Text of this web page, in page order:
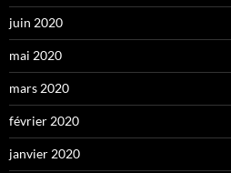
juin 2020
mai 2020
mars 2020
février 2020
janvier 2020